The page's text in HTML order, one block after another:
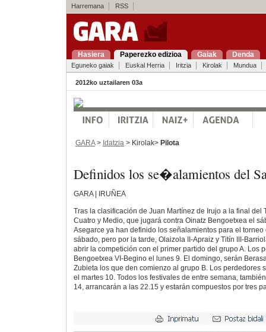
Harremana RSS
Hasiera Paperezko edizioa Gaiak Denda
Eguneko gaiak Euskal Herria Iritzia Kirolak Mundua
2012ko uztailaren 03a
GARA> Idatzia > Kirolak> Pilota
Definidos los se�alamientos del
GARA | IRUÑEA
Tras la clasificación de Juan Martínez de Irujo a la final del
Cuatro y Medio, que jugará contra Oinatz Bengoetxea el
Asegarce ya han definido los señalamientos para el torneo
sábado, pero por la tarde, Olaizola II-Apraiz y Titín III-
abrir la competición con el primer partido del grupo A. Los
Bengoetxea VI-Begino el lunes 9. El domingo, serán
Zubieta los que den comienzo al grupo B. Los perdedores
el martes 10. Todos los festivales de entre semana,
14, arrancarán a las 22.15 y estarán compuestos por tres